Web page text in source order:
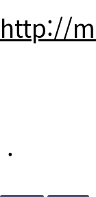
http://
.